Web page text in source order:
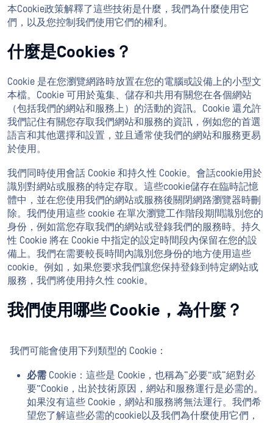
本Cookie政策解釋了這些技術是什麼，我們為什麼使用它
們，以及您控制我們使用它們的權利。
什麼是Cookies？
Cookie 是在您瀏覽網路時放置在您的電腦或設備上的小型文
本檔。Cookie 可用於蒐集、儲存和共用有關您在各個網站
（包括我們的網站和服務上）的活動的資訊。Cookie 還允許
我們記住有關您存取我們網站和服務的資訊，例如您的首選
語言和其他選擇和設置，並且通常使我們的網站和服務更易
於使用。
我們同時使用會話 Cookie 和持久性 Cookie。會話cookie用於
識別對網站或服務的特定存取。這些cookie儲存在臨時記憶
體中，並在您使用我們的網站或服務後關閉網路瀏覽器時刪
除。我們使用這些 cookie 在單次瀏覽工作階段期間識別您的
身份，例如當您存取我們的網站或登錄我們的服務時。持久
性 Cookie 將在 Cookie 中指定的設定時間段內保留在您的設
備上。我們在需要較長時間內識別您身份的地方使用這些
cookie。例如，如果您要求我們讓您保持登錄到特定網站或
服務，我們將使用持久性 cookie。
我們使用哪些 Cookie，為什麼？
我們可能會使用下列類型的 Cookie：
必需 Cookie：這些是 Cookie，也稱為“必要”或“絕對必
要”Cookie，出於技術原因，網站和服務運行是必需的。
如果沒有這些 Cookie，網站和服務將無法運行。我們希
望您了解這些必需的cookie以及我們為什麼使用它們，